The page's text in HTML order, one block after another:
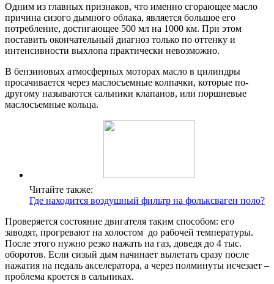
Одним из главных признаков, что именно сгорающее масло
причина сизого дымного облака, является большое его
потребление, достигающее 500 мл на 1000 км. При этом
поставить окончательный диагноз только по оттенку и
интенсивности выхлопа практически невозможно.
В бензиновых атмосферных моторах масло в цилиндры
просачивается через маслосъемные колпачки, которые по-
другому называются сальники клапанов, или поршневые
маслосъемные кольца.
Читайте также:
Где находится воздушный фильтр на фольксваген поло?
Проверяется состояние двигателя таким способом: его
заводят, прогревают на холостом до рабочей температуры.
После этого нужно резко нажать на газ, доведя до 4 тыс.
оборотов. Если сизый дым начинает вылетать сразу после
нажатия на педаль акселератора, а через полминуты исчезает –
проблема кроется в сальниках.